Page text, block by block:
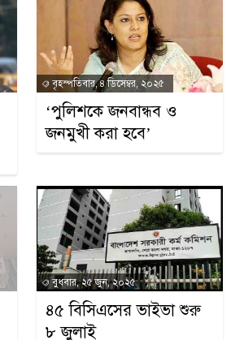
বৃহস্পতিবার, ৪ ডিসেম্বর, ২০২৫
‘পুলিশকে জনবান্ধব ও
জনমুখী করা হবে’
বুধবার, ২৫ জুন, ২০২৫
৪৫ বিসিএসের ভাইভা শুরু
৮ জুলাই